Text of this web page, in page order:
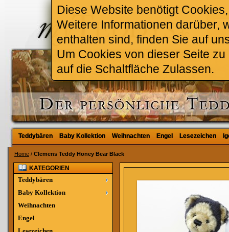
Teddybären Baby Kollektion Weihnachten Engel Lesezeichen
Teddybären Baby Kollektion Weihnachten Engel Lesezeichen
Home / Clemens Teddy Honey Bear Black
KATEGORIEN
Teddybären
Baby Kollektion
Weihnachten
Engel
Diese Website benötigt
Weitere Informationen darüber,
enthalten sind, finden Sie auf
Um Cookies von dieser Seite
auf die Schaltfläche Zulassen.